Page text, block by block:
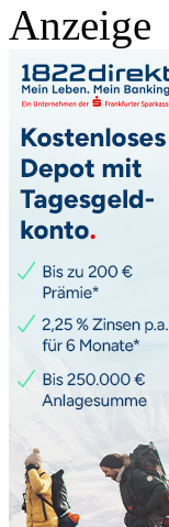
Anzeige